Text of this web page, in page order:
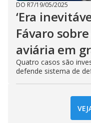
DO R7/19/05/2025
‘Era
Fávaro
aviária em
Quatro casos são
defende sistema de